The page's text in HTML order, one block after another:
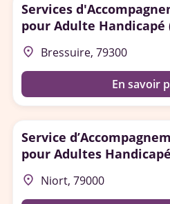
Services
pour Adulte Handicapé
Bressuire
place Bressuire, 79300
En savoir
Service
pour Adultes
place Niort, 79000